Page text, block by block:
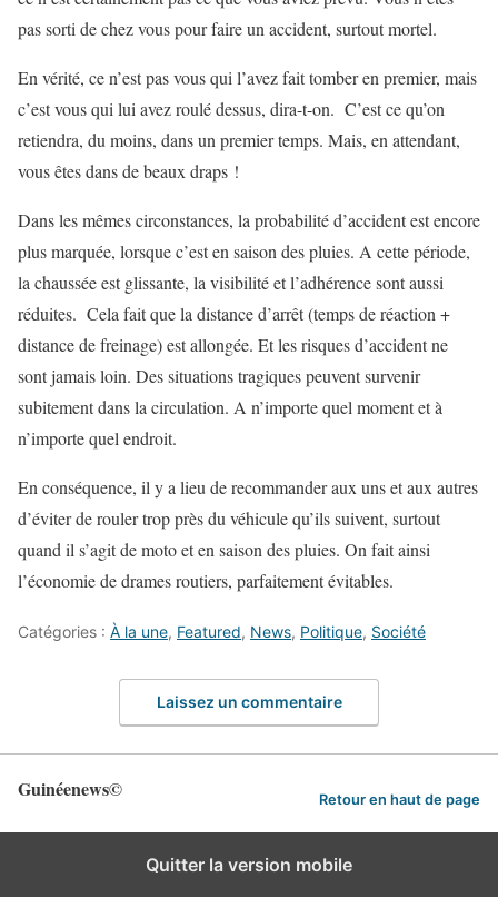
pas sorti de chez vous pour faire un accident, surtout mortel.
En vérité, ce n’est pas vous qui l’avez fait tomber en premier, mais
c’est vous qui lui avez roulé dessus, dira-t-on. C’est ce qu’on
retiendra, du moins, dans un premier temps. Mais, en attendant,
vous êtes dans de beaux draps !
Dans les mêmes circonstances, la probabilité d’accident est encore
plus marquée, lorsque c’est en saison des pluies. A cette période,
la chaussée est glissante, la visibilité et l’adhérence sont aussi
réduites. Cela fait que la distance d’arrêt (temps de réaction +
distance de freinage) est allongée. Et les risques d’accident ne
sont jamais loin. Des situations tragiques peuvent survenir
subitement dans la circulation. A n’importe quel moment et à
n’importe quel endroit.
En conséquence, il y a lieu de recommander aux uns et aux autres
d’éviter de rouler trop près du véhicule qu’ils suivent, surtout
quand il s’agit de moto et en saison des pluies. On fait ainsi
l’économie de drames routiers, parfaitement évitables.
Catégories : À la une, Featured, News, Politique, Société
Laissez un commentaire
Guinéenews© Retour en haut de page
Quitter la version mobile